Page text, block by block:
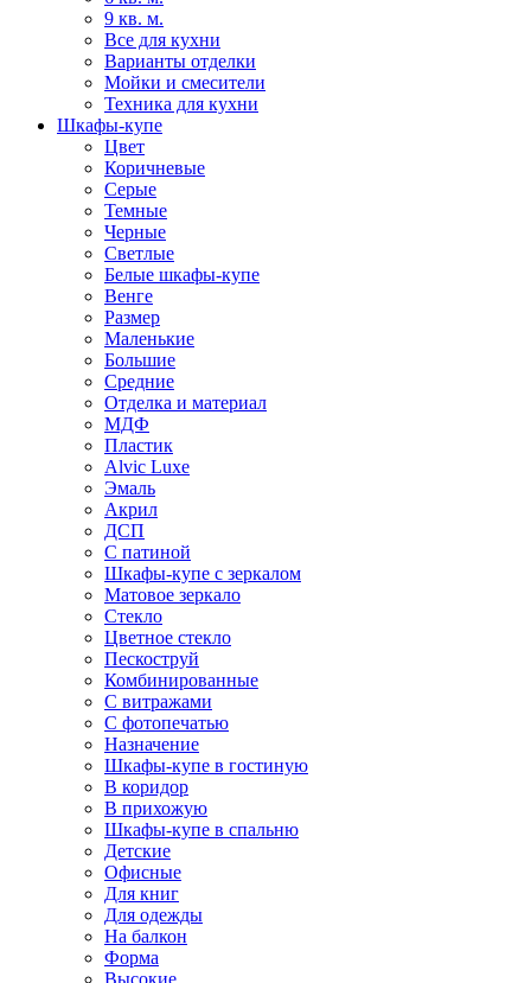
9 кв. м.
Все для кухни
Варианты отделки
Мойки и смесители
Техника для кухни
Шкафы-купе
Цвет
Коричневые
Серые
Темные
Черные
Светлые
Белые шкафы-купе
Венге
Размер
Маленькие
Большие
Средние
Отделка и материал
МДФ
Пластик
Alvic Luxe
Эмаль
Акрил
ДСП
С патиной
Шкафы-купе с зеркалом
Матовое зеркало
Стекло
Цветное стекло
Пескоструй
Комбинированные
С витражами
С фотопечатью
Назначение
Шкафы-купе в гостиную
В коридор
В прихожую
Шкафы-купе в спальню
Детские
Офисные
Для книг
Для одежды
На балкон
Форма
Высокие